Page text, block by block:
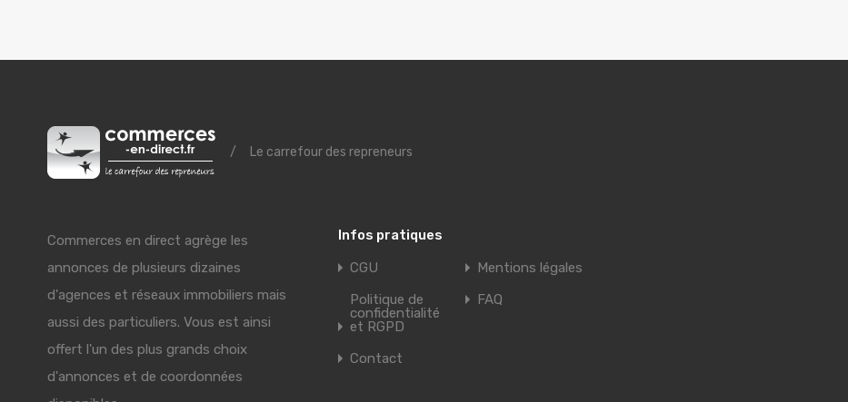
/ Le carrefour des repreneurs
Commerces en direct agrège les
annonces de plusieurs dizaines
d'agences et réseaux immobiliers mais
aussi des particuliers. Vous est ainsi
offert l'un des plus grands choix
d'annonces et de coordonnées
Infos pratiques
CGU
Mentions légales
Politique de
confidentialité
et RGPD
FAQ
Contact